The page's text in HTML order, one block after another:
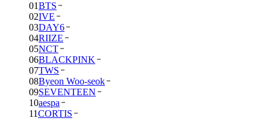
01BTS
02IVE
03DAY6
04RIIZE
05NCT
06BLACKPINK
07TWS
08Byeon Woo-seok
09SEVENTEEN
10aespa
11CORTIS